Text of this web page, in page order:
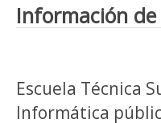
Información de
Escuela Técnica
Informática